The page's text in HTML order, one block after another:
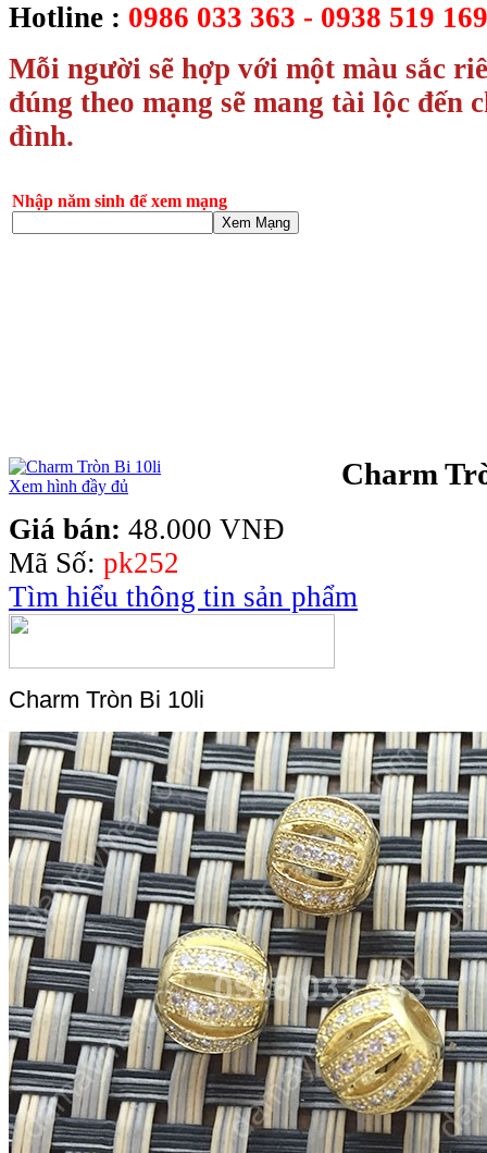
Hotline : 0986 033 363 - 0938 519
Mỗi người sẽ hợp với một màu sắc
đúng theo mạng sẽ mang tài lộc đến
đình.
Nhập năm sinh để xem mạng
Xem Mạng
Xem hình đầy đủ Charm
Giá bán: 48.000 VNĐ
Mã Số: pk252
Tìm hiểu thông tin sản phẩm
Charm Tròn Bi 10li